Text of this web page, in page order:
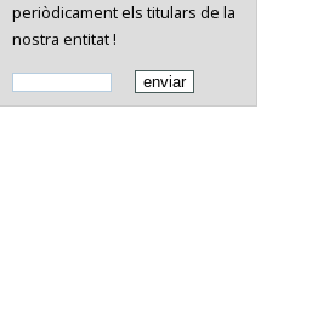
periòdicament els titulars de la
nostra entitat !